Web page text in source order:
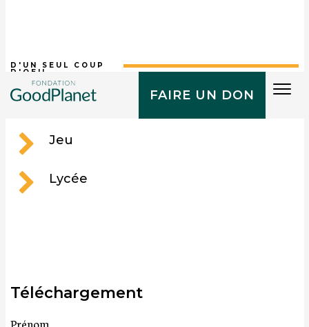
FAIRE UN DON
D'UN SEUL COUP
D'OEIL
Collège
Jeu
Lycée
Téléchargement
Prénom